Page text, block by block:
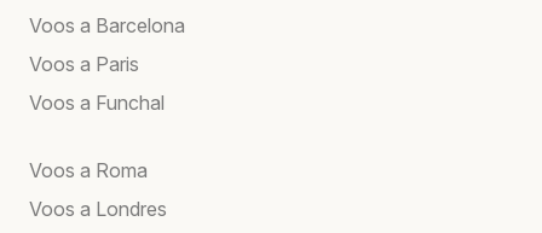
Voos a Barcelona
Voos a Paris
Voos a Funchal
Voos a Roma
Voos a Londres